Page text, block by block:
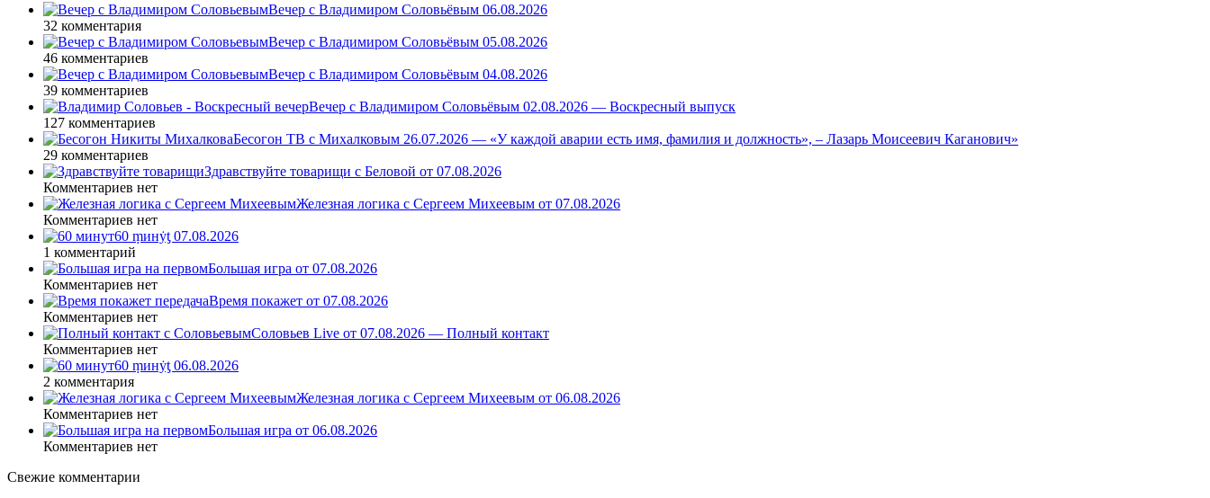
Вечер с Владимиром Соловьёвым 06.08.2026
32 комментария
Вечер с Владимиром Соловьёвым 05.08.2026
46 комментариев
Вечер с Владимиром Соловьёвым 04.08.2026
39 комментариев
Вечер с Владимиром Соловьёвым 02.08.2026 — Воскресный выпуск
127 комментариев
Бесогон ТВ с Михалковым 26.07.2026 — «У каждой аварии есть имя, фамилия и должность», – Лазарь Моисеевич Каганович»
29 комментариев
Здравствуйте товарищи с Беловой от 07.08.2026
Комментариев нет
Железная логика с Сергеем Михеевым от 07.08.2026
Комментариев нет
60 ṃинẏƫ 07.08.2026
1 комментарий
Большая игра от 07.08.2026
Комментариев нет
Время покажет от 07.08.2026
Комментариев нет
Соловьев Live от 07.08.2026 — Полный контакт
Комментариев нет
60 ṃинẏƫ 06.08.2026
2 комментария
Железная логика с Сергеем Михеевым от 06.08.2026
Комментариев нет
Большая игра от 06.08.2026
Комментариев нет
Свежие комментарии